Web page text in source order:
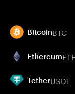
BitcoinBTC
Ethereum
TetherUSDT